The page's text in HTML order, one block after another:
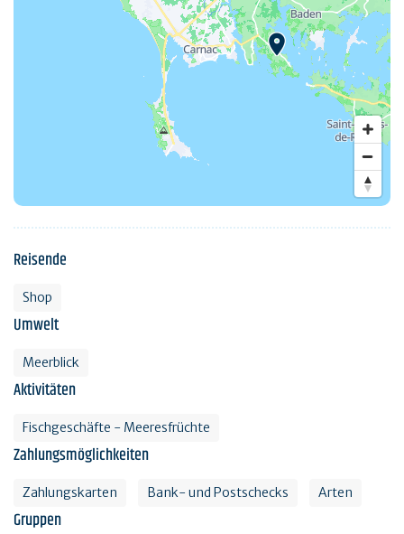
Reisende
Shop
Umwelt
Meerblick
Aktivitäten
Fischgeschäfte - Meeresfrüchte
Zahlungsmöglichkeiten
Zahlungskarten Bank- und Postschecks Arten
Gruppen